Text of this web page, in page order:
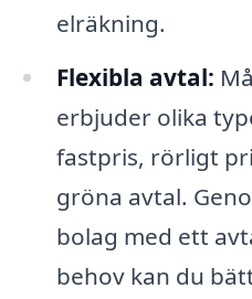
elräkning.
Flexibla avtal:
erbjuder olika
fastpris, rörligt
gröna avtal.
bolag med ett
behov kan du